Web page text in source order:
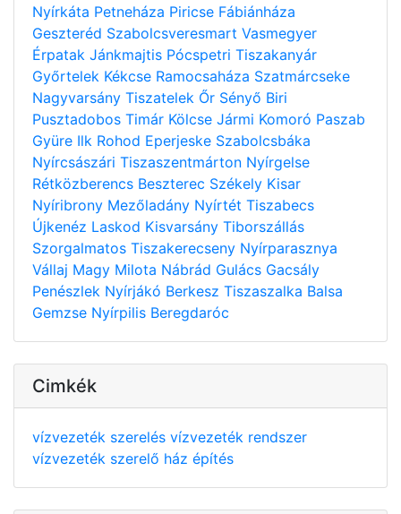
Nyírkáta Petneháza Piricse Fábiánháza
Geszteréd Szabolcsveresmart Vasmegyer
Érpatak Jánkmajtis Pócspetri Tiszakanyár
Győrtelek Kékcse Ramocsaháza Szatmárcseke
Nagyvarsány Tiszatelek Őr Sényő Biri
Pusztadobos Timár Kölcse Jármi Komoró Paszab
Gyüre Ilk Rohod Eperjeske Szabolcsbáka
Nyírcsászári Tiszaszentmárton Nyírgelse
Rétközberencs Beszterec Székely Kisar
Nyíribrony Mezőladány Nyírtét Tiszabecs
Újkenéz Laskod Kisvarsány Tiborszállás
Szorgalmatos Tiszakerecseny Nyírparasznya
Vállaj Magy Milota Nábrád Gulács Gacsály
Penészlek Nyírjákó Berkesz Tiszaszalka Balsa
Gemzse Nyírpilis Beregdaróc
Cimkék
vízvezeték szerelés vízvezeték rendszer
vízvezeték szerelő ház építés